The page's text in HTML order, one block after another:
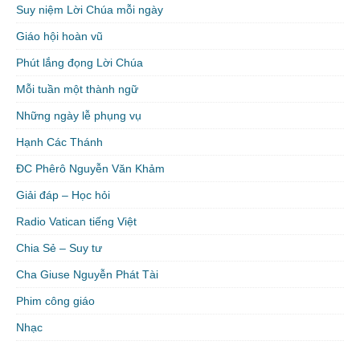
Suy niệm Lời Chúa mỗi ngày
Giáo hội hoàn vũ
Phút lắng đọng Lời Chúa
Mỗi tuần một thành ngữ
Những ngày lễ phụng vụ
Hạnh Các Thánh
ĐC Phêrô Nguyễn Văn Khảm
Giải đáp – Học hỏi
Radio Vatican tiếng Việt
Chia Sẻ – Suy tư
Cha Giuse Nguyễn Phát Tài
Phim công giáo
Nhạc